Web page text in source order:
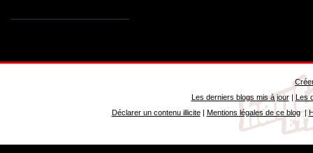
Les derniers blogs mis à jour| Les
Déclarer un contenu illicite| Mentions légales de ce blog|